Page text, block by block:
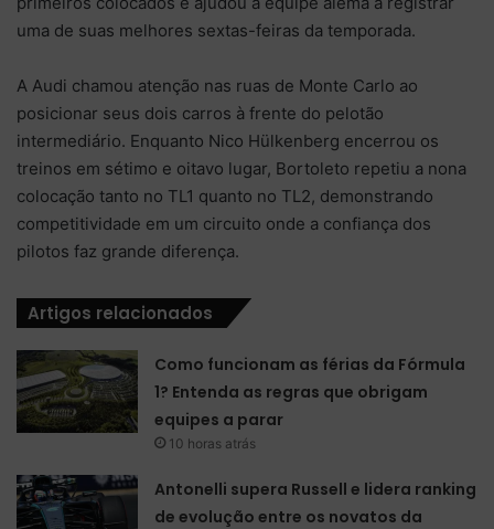
uma de suas melhores sextas-feiras da temporada.
A Audi chamou atenção nas ruas de Monte Carlo ao
posicionar seus dois carros à frente do pelotão
intermediário. Enquanto Nico Hülkenberg encerrou os
treinos em sétimo e oitavo lugar, Bortoleto repetiu a nona
colocação tanto no TL1 quanto no TL2, demonstrando
competitividade em um circuito onde a confiança dos
pilotos faz grande diferença.
Artigos relacionados
Como funcionam as férias da Fórmula
1? Entenda as regras que obrigam
equipes a parar
10 horas atrás
Antonelli supera Russell e lidera ranking
de evolução entre os novatos da